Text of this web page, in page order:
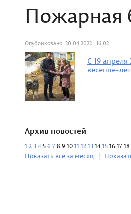
Пожарная
Опубликовано: 20.04.2022 | 16:02
С 19 апреля
весенне-
Архив новостей
1 2 3 4 5 6 7 8 9 10 11 12 13 14 15 16 17 18
Показать все за месяц